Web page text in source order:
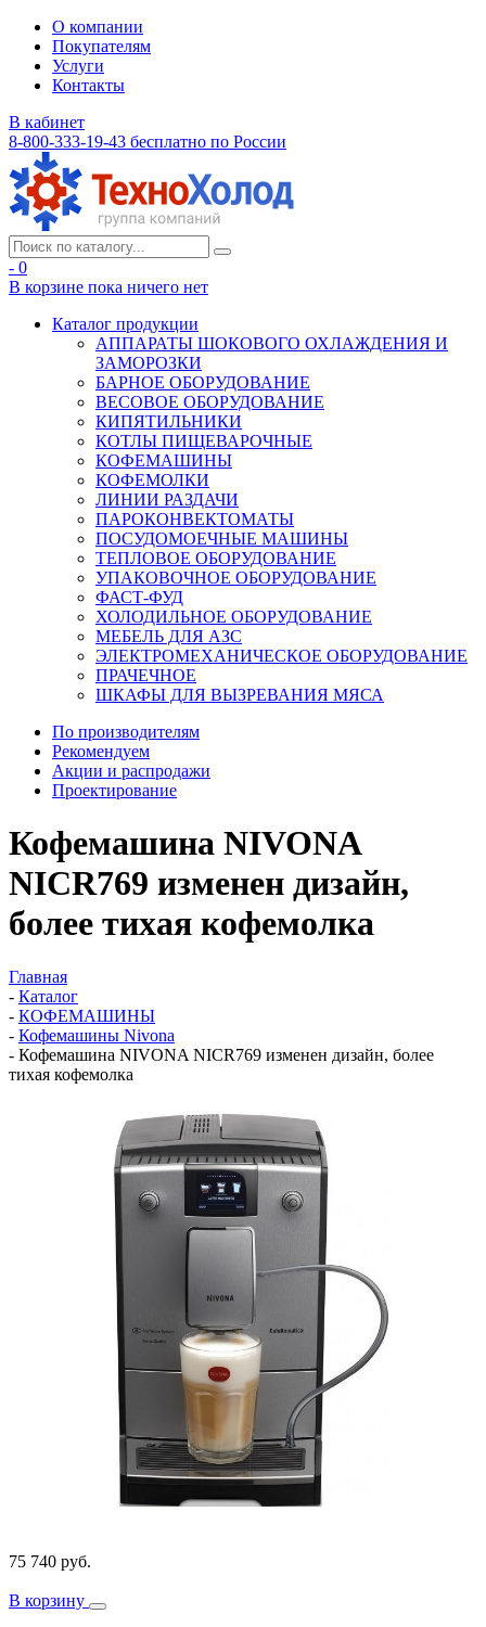
О компании
Покупателям
Услуги
Контакты
В кабинет
8-800-333-19-43 бесплатно по России
- 0
В корзине пока ничего нет
Каталог продукции
АППАРАТЫ ШОКОВОГО ОХЛАЖДЕНИЯ И
ЗАМОРОЗКИ
БАРНОЕ ОБОРУДОВАНИЕ
ВЕСОВОЕ ОБОРУДОВАНИЕ
КИПЯТИЛЬНИКИ
КОТЛЫ ПИЩЕВАРОЧНЫЕ
КОФЕМАШИНЫ
КОФЕМОЛКИ
ЛИНИИ РАЗДАЧИ
ПАРОКОНВЕКТОМАТЫ
ПОСУДОМОЕЧНЫЕ МАШИНЫ
ТЕПЛОВОЕ ОБОРУДОВАНИЕ
УПАКОВОЧНОЕ ОБОРУДОВАНИЕ
ФАСТ-ФУД
ХОЛОДИЛЬНОЕ ОБОРУДОВАНИЕ
МЕБЕЛЬ ДЛЯ АЗС
ЭЛЕКТРОМЕХАНИЧЕСКОЕ ОБОРУДОВАНИЕ
ПРАЧЕЧНОЕ
ШКАФЫ ДЛЯ ВЫЗРЕВАНИЯ МЯСА
По производителям
Рекомендуем
Акции и распродажи
Проектирование
Кофемашина NIVONA
NICR769 изменен дизайн,
более тихая кофемолка
Главная
- Каталог
- КОФЕМАШИНЫ
- Кофемашины Nivona
- Кофемашина NIVONA NICR769 изменен дизайн, более
тихая кофемолка
75 740 руб.
В корзину